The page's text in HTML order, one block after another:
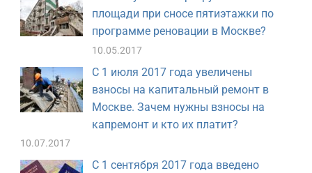
площади при сносе пятиэтажки по
программе реновации в Москве?
10.05.2017
С 1 июля 2017 года увеличены
взносы на капитальный ремонт в
Москве. Зачем нужны взносы на
капремонт и кто их платит?
10.07.2017
С 1 сентября 2017 года введено